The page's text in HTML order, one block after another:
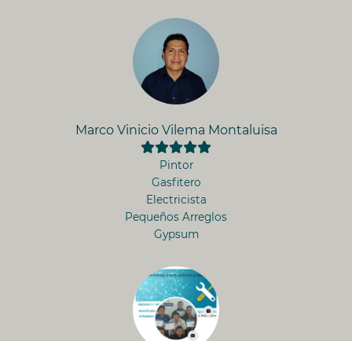
Marco Vinicio Vilema Montaluisa
Pintor
Gasfitero
Electricista
Pequeños Arreglos
Gypsum